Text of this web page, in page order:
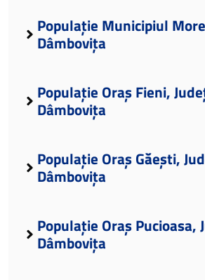
Populație Municipiul
Dâmbovița
Populație Oraș Fieni,
Dâmbovița
Populație Oraș Găești,
Dâmbovița
Populație Oraș Pucioasa,
Dâmbovița